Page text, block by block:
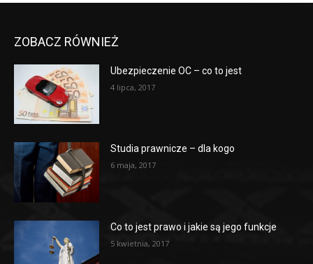
ZOBACZ RÓWNIEŻ
Ubezpieczenie OC – co to jest
4 lipca, 2017
Studia prawnicze – dla kogo
6 maja, 2017
Co to jest prawo i jakie są jego funkcje
5 kwietnia, 2017